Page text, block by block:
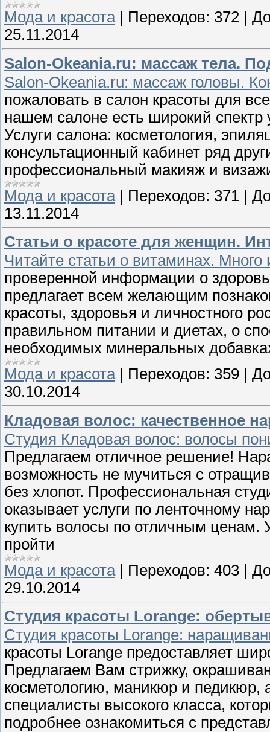
Мода и красота| Переходов: 372
25.11.2014
Salon-Okeania.ru: массаж тела.
Salon-Okeania.ru: массаж головы.
пожаловать в салон красоты для
нашем салоне есть широкий
Услуги салона: косметология,
консультационный кабинет ряд
профессиональный макияж и
Мода и красота | Переходов: 371 |
13.11.2014
Статьи о красоте для женщин.
Читайте статьи о витаминах.
проверенной информации о
предлагает всем желающим
красоты, здоровья и личностного
правильном питании и диетах, о
необходимых минеральных
Мода и красота| Переходов: 359
30.10.2014
Кладовая волос: качественное
Студия Кладовая волос: волосы
Предлагаем отличное решение!
возможность не мучиться с
без хлопот. Профессиональная
оказывает услуги по ленточному
купить волосы по отличным ценам.
пройти
Мода и красота| Переходов: 403
29.10.2014
Студия красоты Lorange:
Студия красоты Lorange:
красоты Lorange предоставляет
Предлагаем Вам стрижку,
косметологию, маникюр и педикюр,
специалисты высокого класса,
подробнее ознакомиться с